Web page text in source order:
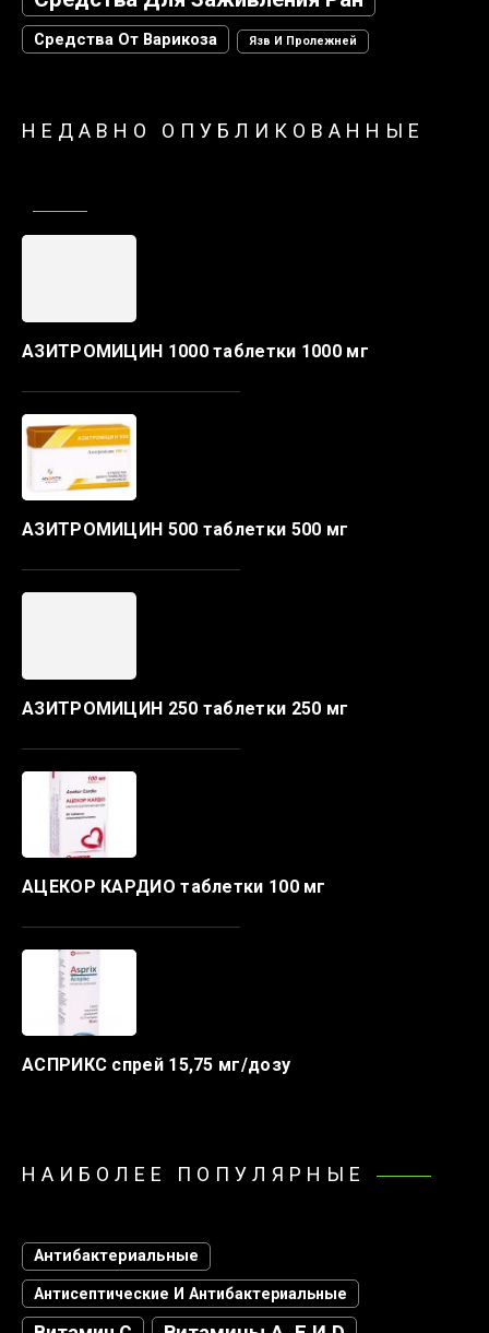
Средства От Варикоза Язв И Пролежней
НЕДАВНО ОПУБЛИКОВАННЫЕ
АЗИТРОМИЦИН 1000 таблетки 1000 мг
АЗИТРОМИЦИН 500 таблетки 500 мг
АЗИТРОМИЦИН 250 таблетки 250 мг
АЦЕКОР КАРДИО таблетки 100 мг
АСПРИКС спрей 15,75 мг/дозу
НАИБОЛЕЕ ПОПУЛЯРНЫЕ
Антибактериальные
Антисептические И Антибактериальные